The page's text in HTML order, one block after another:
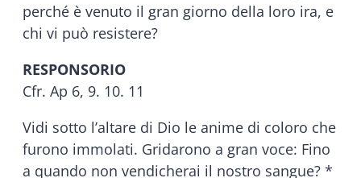
perché è venuto il gran giorno della loro ira, e
chi vi può resistere?
RESPONSORIO
Cfr. Ap 6, 9. 10. 11
Vidi sotto l’altare di Dio le anime di coloro che
furono immolati. Gridarono a gran voce: Fino
a quando non vendicherai il nostro sangue? *